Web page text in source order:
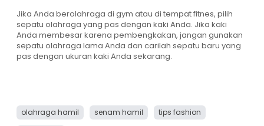
Jika Anda berolahraga di gym atau di tempat fitnes, pilih
sepatu olahraga yang pas dengan kaki Anda. Jika kaki
Anda membesar karena pembengkakan, jangan gunakan
sepatu olahraga lama Anda dan carilah sepatu baru yang
pas dengan ukuran kaki Anda sekarang.
olahraga hamil senam hamil
tips fashion